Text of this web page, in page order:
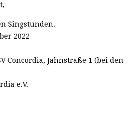
Singstunden.
2022
Concordia, Jahnstraße 1 (bei den
e.V.